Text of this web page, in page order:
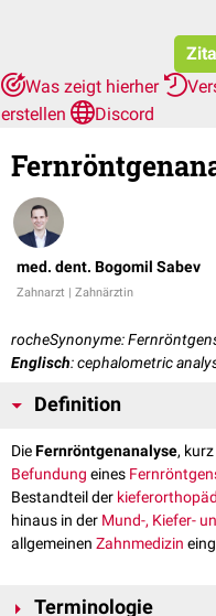
Was zeigt hierher
erstellen
Discord
med. dent. Bogomil Sabev
Zahnarzt | Zahnärztin
rocheSynonyme:
Englisch: cephalometric
Definition
DieFernröntgenanalyse, kurz
Befundung eines
Bestandteil der
hinaus in der Mund-, Kiefer-
allgemeinen Zahnmedizin
Terminologie